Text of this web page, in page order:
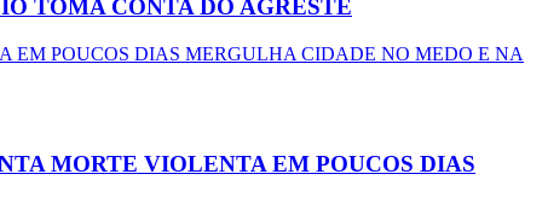
TOMA CONTA DO AGRESTE
MORTE VIOLENTA EM POUCOS DIAS